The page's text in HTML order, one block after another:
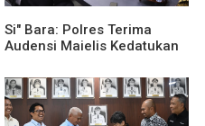
Si" Bara: Polres Terima
Audensi Majelis Kedatukan